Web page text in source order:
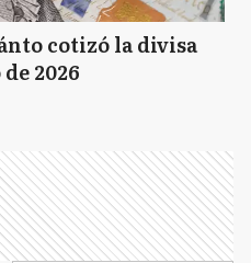
cotizó la divisa
2026